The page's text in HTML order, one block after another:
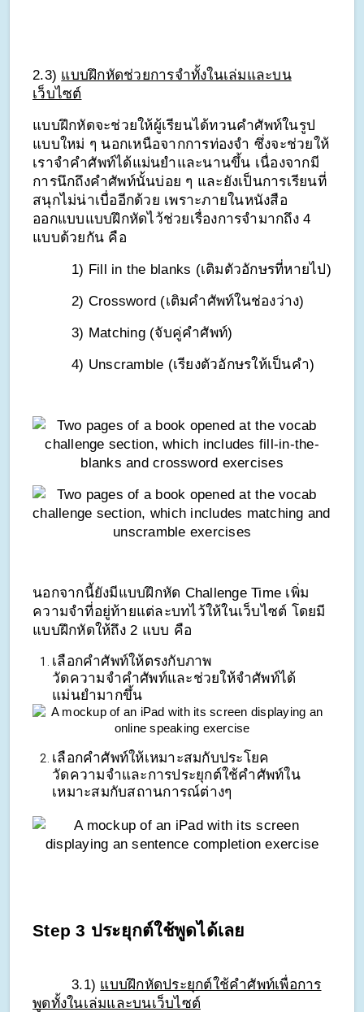
2.3) แบบฝึกหัดช่วยการจำทั้งในเล่มและบน
เว็บไซต์
แบบฝึกหัดจะช่วยให้ผู้เรียนได้ทวนคำศัพท์ในรูป
แบบใหม่ ๆ นอกเหนือจากการท่องจำ ซึ่งจะช่วยให้
เราจำคำศัพท์ได้แม่นยำและนานขึ้น เนื่องจากมี
การนึกถึงคำศัพท์นั้นบ่อย ๆ และยังเป็นการเรียนที่
สนุกไม่น่าเบื่ออีกด้วย เพราะภายในหนังสือ
ออกแบบแบบฝึกหัดไว้ช่วยเรื่องการจำมากถึง 4
แบบด้วยกัน คือ
1) Fill in the blanks (เติมตัวอักษรที่หายไป)
2) Crossword (เติมคำศัพท์ในช่องว่าง)
3) Matching (จับคู่คำศัพท์)
4) Unscramble (เรียงตัวอักษรให้เป็นคำ)
นอกจากนี้ยังมีแบบฝึกหัด Challenge Time เพิ่ม
ความจำที่อยู่ท้ายแต่ละบทไว้ให้ในเว็บไซต์ โดยมี
แบบฝึกหัดให้ถึง 2 แบบ คือ
เลือกคำศัพท์ให้ตรงกับภาพ
วัดความจำคำศัพท์และช่วยให้จำศัพท์ได้
แม่นยำมากขึ้น
เลือกคำศัพท์ให้เหมาะสมกับประโยค
วัดความจำและการประยุกต์ใช้คำศัพท์ใน
เหมาะสมกับสถานการณ์ต่างๆ
Step 3 ประยุกต์ใช้พูดได้เลย
3.1) แบบฝึกหัดประยุกต์ใช้คำศัพท์เพื่อการ
พูดทั้งในเล่มและบนเว็บไซต์